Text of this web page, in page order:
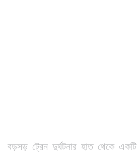
বড়সড় ট্রেন দুর্ঘটনার হাত থেকে একটি